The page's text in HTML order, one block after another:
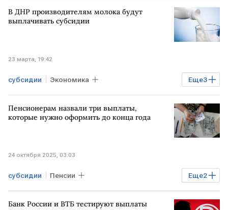
В ДНР производителям молока будут
выплачивать субсидии
23 марта, 19:42
Еще3
субсидии Экономика
Сельское хозяйство Денис Пушилин
ДНР
Пенсионерам назвали три выплаты,
которые нужно оформить до конца года
24 октября 2025, 03:03
Еще2
субсидии Пенсии
социальные выплаты
Банк России и ВТБ тестируют выплаты